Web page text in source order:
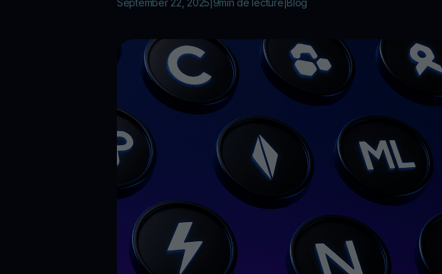
Obtenez du cash sans vendre vos cryptos
Votre patrimoine Web3 géré en un seul endroit
Profitez
Youhodler App
Télécharger
Télécharge l’appli